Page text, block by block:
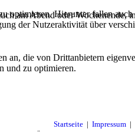
am Abend oder Wochenende,
Startseite | Impressum |
optimieren. Hierunter fallen
der Nutzeraktivität über
an, die von Drittanbietern
und zu optimieren.